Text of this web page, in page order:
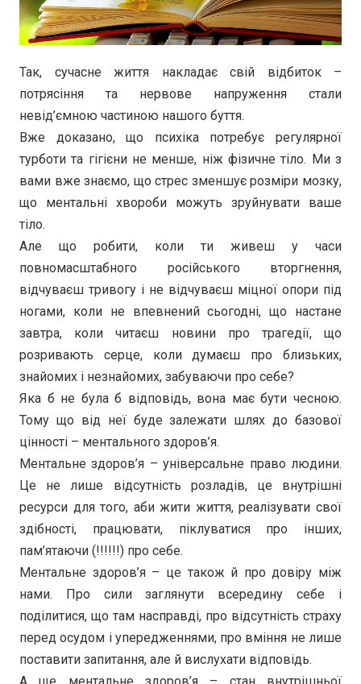
Так, сучасне життя накладає свій відбиток –
потрясіння та нервове напруження стали
невід’ємною частиною нашого буття.
Вже доказано, що психіка потребує регулярної
турботи та гігієни не менше, ніж фізичне тіло. Ми з
вами вже знаємо, що стрес зменшує розміри мозку,
що ментальні хвороби можуть зруйнувати ваше
тіло.
Але що робити, коли ти живеш у часи
повномасштабного російського вторгнення,
відчуваєш тривогу і не відчуваєш міцної опори під
ногами, коли не впевнений сьогодні, що настане
завтра, коли читаєш новини про трагедії, що
розривають серце, коли думаєш про близьких,
знайомих і незнайомих, забуваючи про себе?
Яка б не була б відповідь, вона має бути чесною.
Тому що від неї буде залежати шлях до базової
цінності – ментального здоров’я.
Ментальне здоров’я – універсальне право людини.
Це не лише відсутність розладів, це внутрішні
ресурси для того, аби жити життя, реалізувати свої
здібності, працювати, піклуватися про інших,
пам’ятаючи (!!!!!!) про себе.
Ментальне здоров’я – це також й про довіру між
нами. Про сили заглянути всередину себе і
поділитися, що там насправді, про відсутність страху
перед осудом і упередженнями, про вміння не лише
поставити запитання, але й вислухати відповідь.